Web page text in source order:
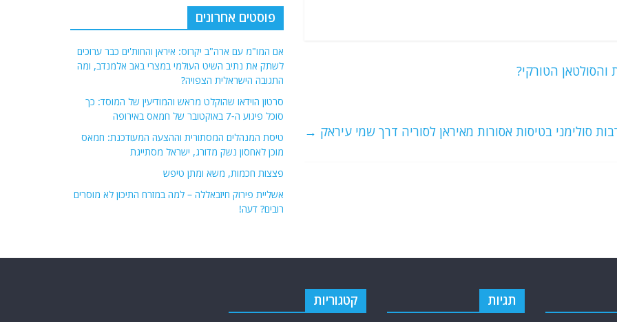
הטורקי?
סולימני בטיסות אסורות מאיראן לסוריה דרך שמי עיראק →
פוסטים אחרונים
אם המו"מ עם ארה"ב יקרוס: איראן והחות'ים כבר ערוכים
לשתק את נתיב השיט העולמי במצרי באב אלמנדב, ומה
התגובה הישראלית הצפויה?
סרטון הוידאו שהוקלט מראש והמודיעין של המוסד: כך
סוכל פיגוע ה-7 באוקטובר של חמאס באירופה
טיסת המנהלים המסתורית וההצעה המעודכנת: חמאס
מוכן לאחסון נשק מדורג, ישראל מסתייגת
פצצות חכמות, משא ומתן טיפש
אשליית פירוק חיזבאללה – למה במזרח התיכון לא מוסרים
רובים? דעה!
תגיות קטגוריות